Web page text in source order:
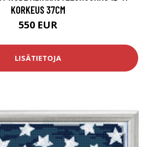
KORKEUS 37CM
550 EUR
LISÄTIETOJA